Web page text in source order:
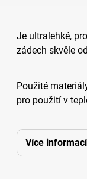
Je ultralehké,
zádech skvěle
Použité
pro použití v
Více informací